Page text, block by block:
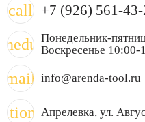
call +7 (926) 561-43-
Понедельник-
Воскресенье 10:00-
mail info@arenda-tool.ru
Апрелевка, ул.